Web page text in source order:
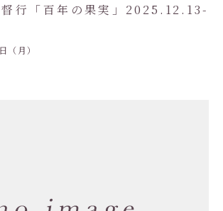
行「百年の果実」2025.12.13-
月）